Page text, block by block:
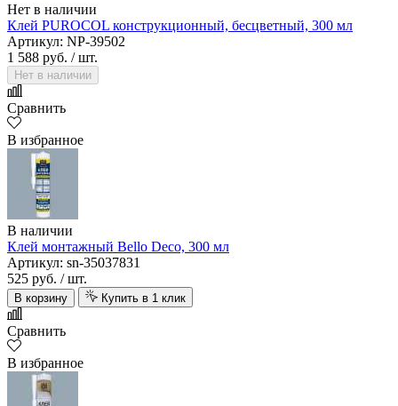
Нет в наличии
Клей PUROCOL конструкционный, бесцветный, 300 мл
Артикул: NP-39502
1 588 руб. / шт.
Нет в наличии
Сравнить
В избранное
В наличии
Клей монтажный Bello Deco, 300 мл
Артикул: sn-35037831
525 руб. / шт.
В корзину Купить в 1 клик
Сравнить
В избранное